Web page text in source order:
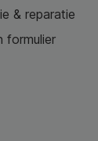
& reparatie
formulier